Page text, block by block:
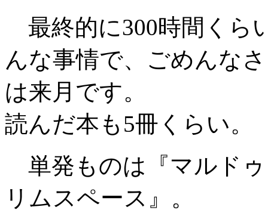
最終的に300時間くら
んな事情で、ごめんな
は来月です。
読んだ本も5冊くらい。
単発ものは『マルド
リムスペース』。